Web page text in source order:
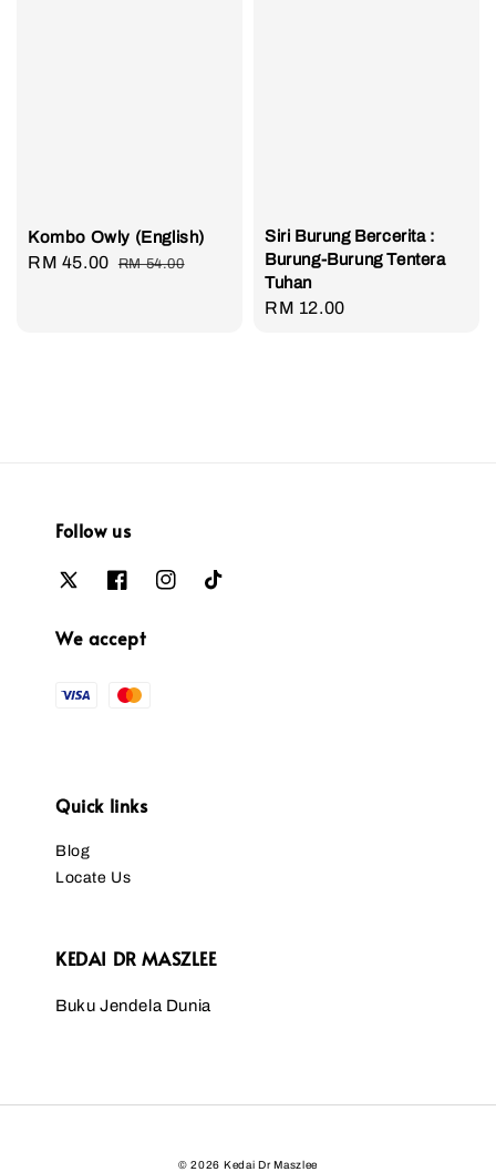
Kombo Owly (English)
Sale
RM 45.00 Regular
RM 54.00
Siri Burung Bercerita :
Burung-Burung Tentera
Tuhan
Regular
RM 12.00
Follow us
We accept
Quick links
Blog
Locate Us
KEDAI DR MASZLEE
Buku Jendela Dunia
© 2026 Kedai Dr Maszlee